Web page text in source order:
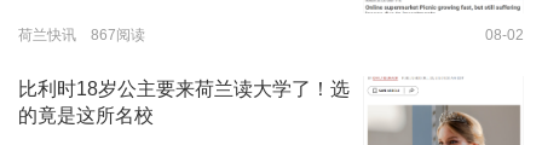
荷兰快讯 867阅读 08-02
比利时18岁公主要来荷兰读大学了！选
的竟是这所名校